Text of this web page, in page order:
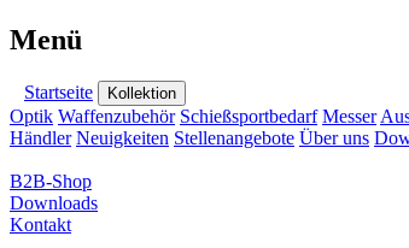
Menü
Startseite Kollektion
Optik Waffenzubehör Schießsportbedarf Messer
Händler Neuigkeiten Stellenangebote Über uns
B2B-Shop
Downloads
Kontakt